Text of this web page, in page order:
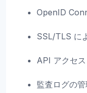
OpenID
SSL/TLS に
API アクセ
監査ログの管